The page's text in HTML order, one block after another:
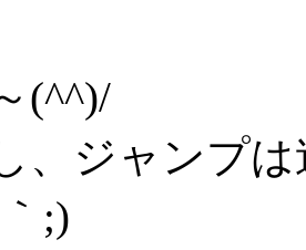
(^^)/
、ジャンプは
;)